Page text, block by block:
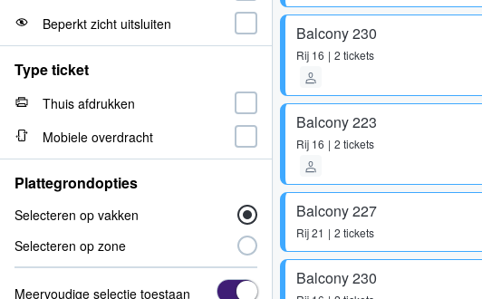
Balcony 230
Rij 16 2 tickets
Balcony 223
Rij 16 2 tickets
Balcony 227
Rij21 2 tickets
Balcony 230
Beperkt zicht uitsluiten
Type ticket
Thuis afdrukken
Mobiele overdracht
Plattegrondopties
Selecteren op vakken
Selecteren op zone
Meervoudige selectie toestaan